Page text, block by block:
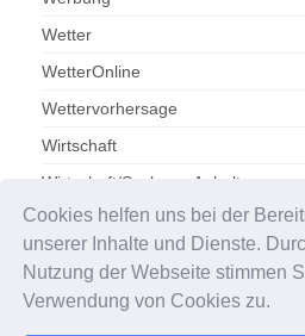
Cookies helfen uns bei der
unserer Inhalte und Dienste.
Nutzung der Webseite stimmen
Verwendung von Cookies zu.
Wetter
WetterOnline
Wettervorhersage
Wirtschaft
Wirtschaft/Sachsen-Anhalt
Zoo Magdeburg